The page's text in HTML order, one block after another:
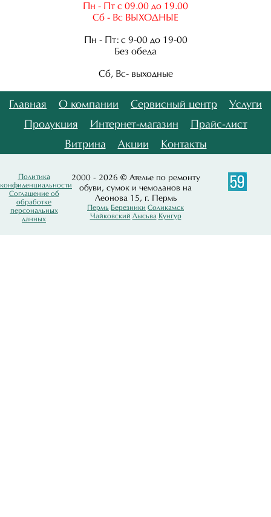
Пн - Пт с 09.00 до 19.00
Сб - Вс ВЫХОДНЫЕ
Пн - Пт: с 9-00 до 19-00
Без обеда
Сб, Вс- выходные
Главная О компании Сервисный центр
Услуги
Продукция
Интернет-магазин
Прайс-лист
Витрина
Акции Контакты
Политика
конфиденциальности
Соглашение об
обработке
персональных
данных
2000 - 2026 © Ателье по ремонту
обуви, сумок и чемоданов на
Леонова 15, г. Пермь
Пермь Березники Соликамск
Чайковский Лысьва Кунгур